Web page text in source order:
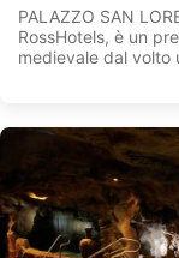
PALAZZO SAN
RossHotels, è un
medievale dal volto